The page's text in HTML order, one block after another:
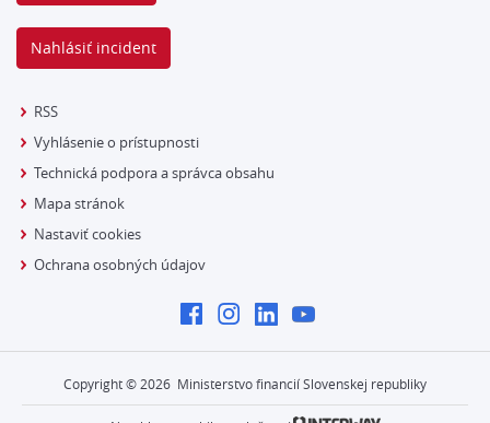
Nahlásiť incident
RSS
Vyhlásenie o prístupnosti
Technická podpora a správca obsahu
Mapa stránok
Nastaviť cookies
Ochrana osobných údajov
Copyright © 2026 Ministerstvo financií Slovenskej republiky